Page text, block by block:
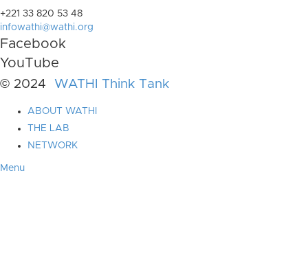
+221 33 820 53 48
infowathi@wathi.org
Facebook
YouTube
© 2024 WATHI Think Tank
ABOUT WATHI
THE LAB
NETWORK
Menu